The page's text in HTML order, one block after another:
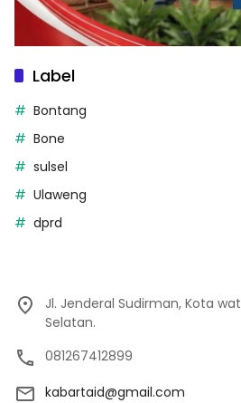
Label
Bontang
Bone
sulsel
Ulaweng
dprd
Jl. Jenderal Sudirman, Kota
Selatan.
081267412899
kabartaid@gmail.com